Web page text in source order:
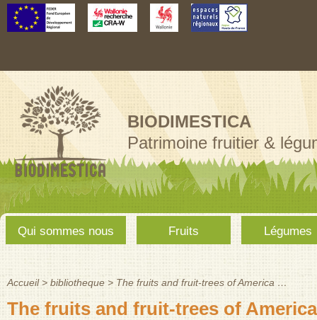
Aller au
contenu
BIODIMESTICA
Patrimoine fruitier &
Menu
principal
Qui sommes nous Fruits Légumes
Vous êtes ici
Accueil > bibliotheque > The fruits and fruit-trees of America …
The fruits and fruit-trees of